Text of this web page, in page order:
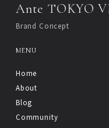
Ante TOKYO
Brand Concept
MENU
Home
About
Blog
Community